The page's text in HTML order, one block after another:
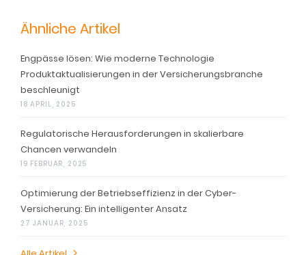
Ähnliche Artikel
Engpässe lösen: Wie moderne Technologie
Produktaktualisierungen in der Versicherungsbranche
beschleunigt
18 APRIL, 2025
Regulatorische Herausforderungen in skalierbare
Chancen verwandeln
19 FEBRUAR, 2025
Optimierung der Betriebseffizienz in der Cyber-
Versicherung: Ein intelligenter Ansatz
27 JANUAR, 2025